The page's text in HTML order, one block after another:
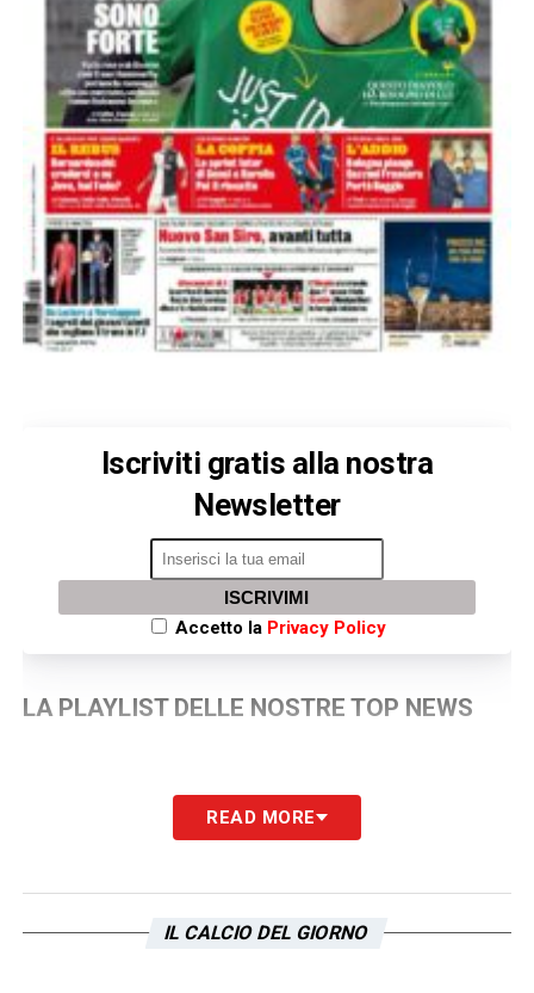
Iscriviti gratis alla nostra
Newsletter
ISCRIVIMI
Accetto la Privacy Policy
LA PLAYLIST DELLE NOSTRE TOP NEWS
READ MORE
IL CALCIO DEL GIORNO